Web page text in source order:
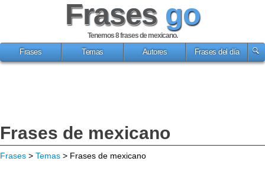
Frases go
Tenemos 8frases de mexicano.
Frases
Temas Autores Frases del día
Frases de mexicano
Frases > Temas > Frases de mexicano